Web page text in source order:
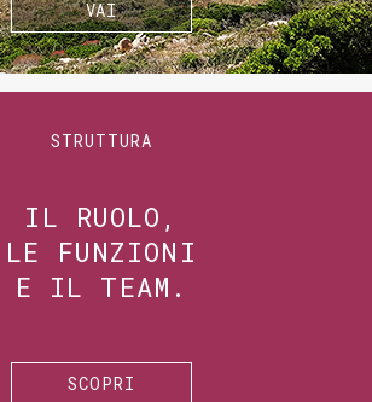
VAI
STRUTTURA
IL RUOLO,
LE FUNZIONI
E IL TEAM.
SCOPRI